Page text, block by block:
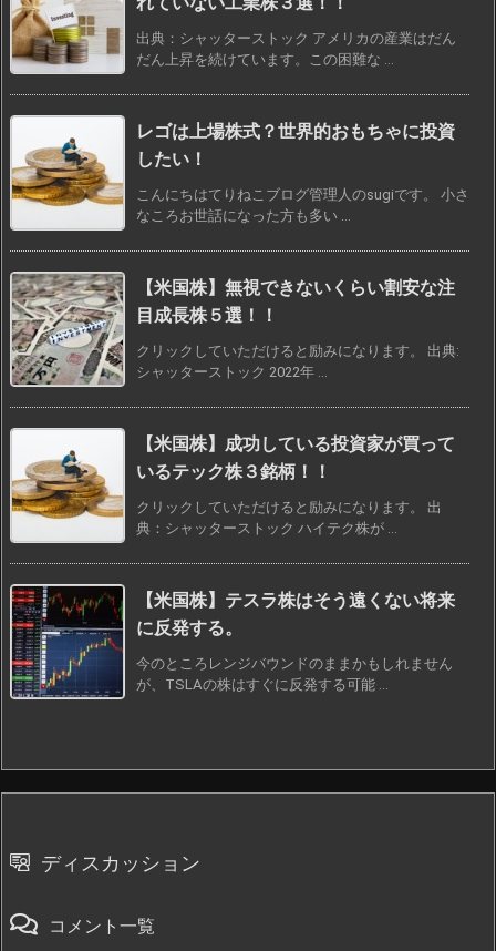
出典：シャッターストック アメリカの産業はだん
だん上昇を続けています。この困難な ...
レゴは上場株式？世界的おもちゃに投資
したい！
こんにちはてりねこブログ管理人のsugiです。 小さ
なころお世話になった方も多い ...
【米国株】無視できないくらい割安な注
目成長株５選！！
クリックしていただけると励みになります。 出典:
シャッターストック 2022年 ...
【米国株】成功している投資家が買って
いるテック株３銘柄！！
クリックしていただけると励みになります。 出
典：シャッターストック ハイテク株が ...
【米国株】テスラ株はそう遠くない将来
に反発する。
今のところレンジバウンドのままかもしれません
が、TSLAの株はすぐに反発する可能 ...
ディスカッション
コメント一覧